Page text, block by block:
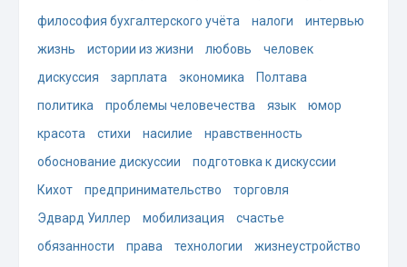
философия бухгалтерского учёта
налоги
интервью
жизнь
истории из жизни любовь
человек
дискуссия
зарплата экономика
Полтава
политика
проблемы человечества язык
юмор
красота
стихи насилие
нравственность
обоснование дискуссии
подготовка к дискуссии
Кихот
предпринимательство
торговля
Эдвард Уиллер
мобилизация
счастье
обязанности
права технологии
жизнеустройство